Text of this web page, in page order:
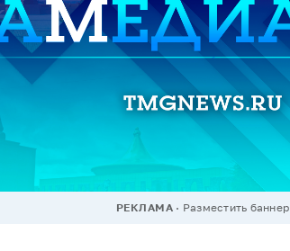
РЕКЛАМА Разместить баннер